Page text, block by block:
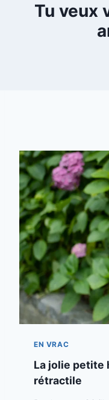
Tu veux
EN VRAC
La jolie petite
rétractile